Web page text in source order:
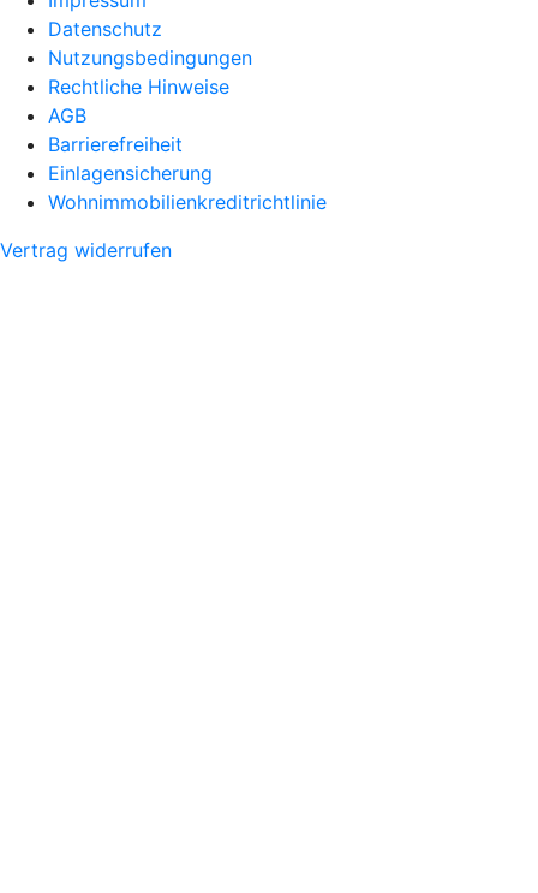
Datenschutz
Nutzungsbedingungen
Rechtliche Hinweise
AGB
Barrierefreiheit
Einlagensicherung
Wohnimmobilienkreditrichtlinie
Vertrag widerrufen